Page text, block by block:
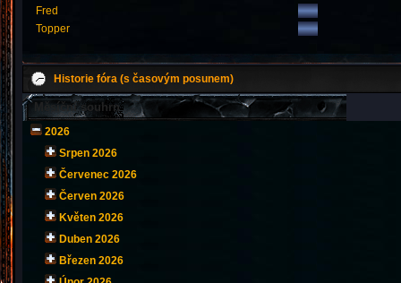
Fred
Topper
Historie fóra (s časovým posunem)
Měsíční souhrn
2026
Srpen 2026
Červenec 2026
Červen 2026
Květen 2026
Duben 2026
Březen 2026